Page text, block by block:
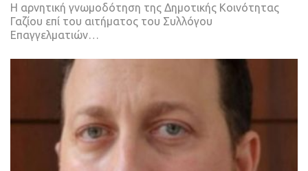
Η αρνητική γνωμοδότηση της Δημοτικής Κοινότητας
Γαζίου επί του αιτήματος του Συλλόγου
Επαγγελματιών…